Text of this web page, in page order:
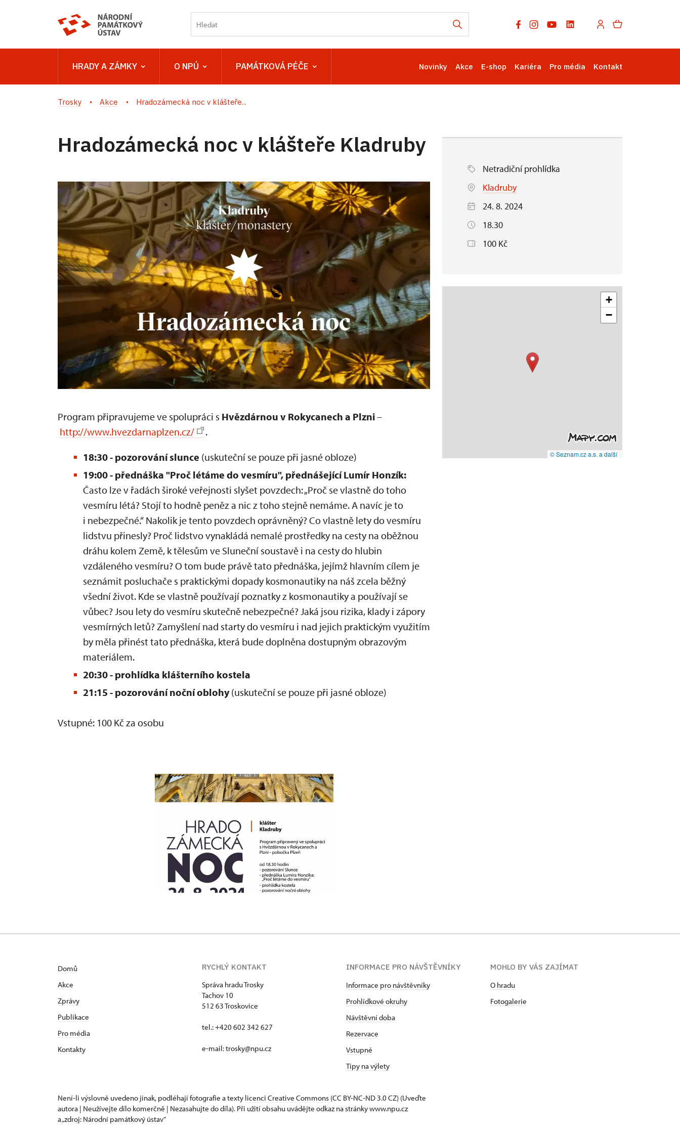
HRADY A ZÁMKY O NPÚ PAMÁTKOVÁ PÉČE Novinky Akce E-shop Kariéra Pro média Kontakt
Trosky Akce Hradozámecká noc v klášteře...
Hradozámecká noc v klášteře Kladruby
Program připravujeme ve spolupráci s Hvězdárnou v Rokycanech a Plzni–
http://www.hvezdarnaplzen.cz/
.
18:30 - pozorování slunce (uskuteční se pouze při jasné obloze)
19:00 - přednáška "Proč létáme do vesmíru", přednášející Lumír Honzík:
Často lze v řadách široké veřejnosti slyšet povzdech: „Proč se vlastně do toho
vesmíru létá? Stojí to hodně peněz a nic z toho stejně nemáme. A navíc je to
i nebezpečné.“ Nakolik je tento povzdech oprávněný? Co vlastně lety do vesmíru
lidstvu přinesly? Proč lidstvo vynakládá nemalé prostředky na cesty na oběžnou
dráhu kolem Země, k tělesům ve Sluneční soustavě i na cesty do hlubin
vzdáleného vesmíru? O tom bude právě tato přednáška, jejímž hlavním cílem je
seznámit posluchače s praktickými dopady kosmonautiky na náš zcela běžný
všední život. Kde se vlastně používají poznatky z kosmonautiky a používají se
vůbec? Jsou lety do vesmíru skutečně nebezpečné? Jaká jsou rizika, klady i zápory
vesmírných letů? Zamyšlení nad starty do vesmíru i nad jejich praktickým využitím
by měla přinést tato přednáška, která bude doplněna dostupným obrazovým
materiálem.
20:30 - prohlídka klášterního kostela
21:15 - pozorování noční oblohy(uskuteční se pouze při jasné obloze)
Vstupné: 100 Kč za osobu
Netradiční prohlídka
Kladruby
24. 8. 2024
18.30
100 Kč
+
−
© Seznam.cz a.s. a další
Domů
Akce
Zprávy
Publikace
Pro média
Kontakty
RYCHLÝ KONTAKT
Správa hradu Trosky
Tachov 10
512 63 Troskovice
tel.: +420 602 342 627
e-mail:trosky@npu.cz
INFORMACE PRO NÁVŠTĚVNÍKY
Informace pro návštěvníky
Prohlídkové okruhy
Návštěvní doba
Rezervace
Vstupné
Tipy na výlety
MOHLO BY VÁS ZAJÍMAT
O hradu
Fotogalerie
Není-li výslovně uvedeno jinak, podléhají fotografie a texty licenci Creative Commons (CC BY-NC-ND 3.0 CZ) (Uveďte
autora | Neužívejte dílo komerčně | Nezasahujte do díla). Při užití obsahu uvádějte odkaz na stránky www.npu.cz
a „zdroj: Národní památkový ústav“